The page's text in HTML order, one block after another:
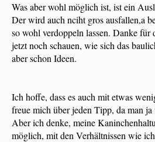
Was aber wohl möglich ist, ist ein
Der wird auch nciht gros ausfallen,a
so wohl verdoppeln lassen. Danke für
jetzt noch schauen, wie sich das
aber schon Ideen.
Ich hoffe, dass es auch mit etwas
freue mich über jeden Tipp, da man
Aber ich denke, meine
möglich, mit den Verhältnissen wie